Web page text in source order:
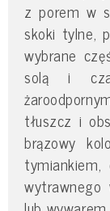
z porem w
skoki tylne,
wybrane
solą i
tłuszcz i
brązowy